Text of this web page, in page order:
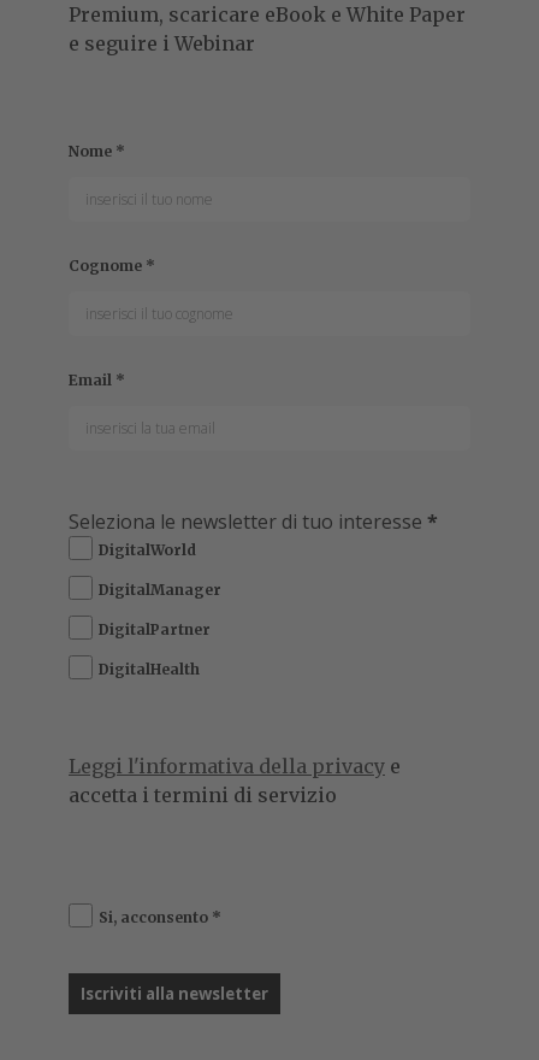
Premium, scaricare eBook e White Paper
e seguire i Webinar
Nome *
Cognome *
Email *
Seleziona le newsletter di tuo interesse *
DigitalWorld
DigitalManager
DigitalPartner
DigitalHealth
Leggi l'informativa della privacy e
accetta i termini di servizio
Si, acconsento *